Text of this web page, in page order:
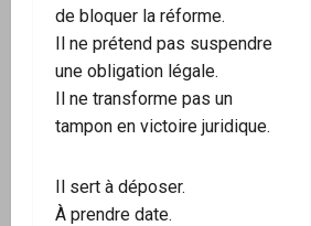
de bloquer la réforme.
Il ne prétend pas suspendre
une obligation légale.
Il ne transforme pas un
tampon en victoire juridique.
Il sert à déposer.
À prendre date.